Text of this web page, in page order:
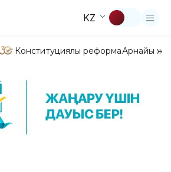
KZ
Конституциялық реформаАрнайы